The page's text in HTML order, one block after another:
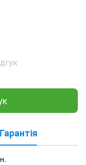
Гарантія